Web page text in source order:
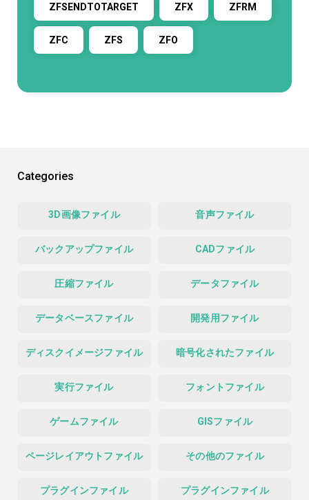
ZFSENDTOTARGET ZFX ZFRM
ZFC ZFS ZFO
Categories
3D画像ファイル 音声ファイル
バックアップファイル CADファイル
圧縮ファイル データファイル
データベースファイル 開発用ファイル
ディスクイメージファイル 暗号化されたファイル
実行ファイル フォントファイル
ゲームファイル GISファイル
ページレイアウトファイル その他のファイル
プラグインファイル プラグインファイル